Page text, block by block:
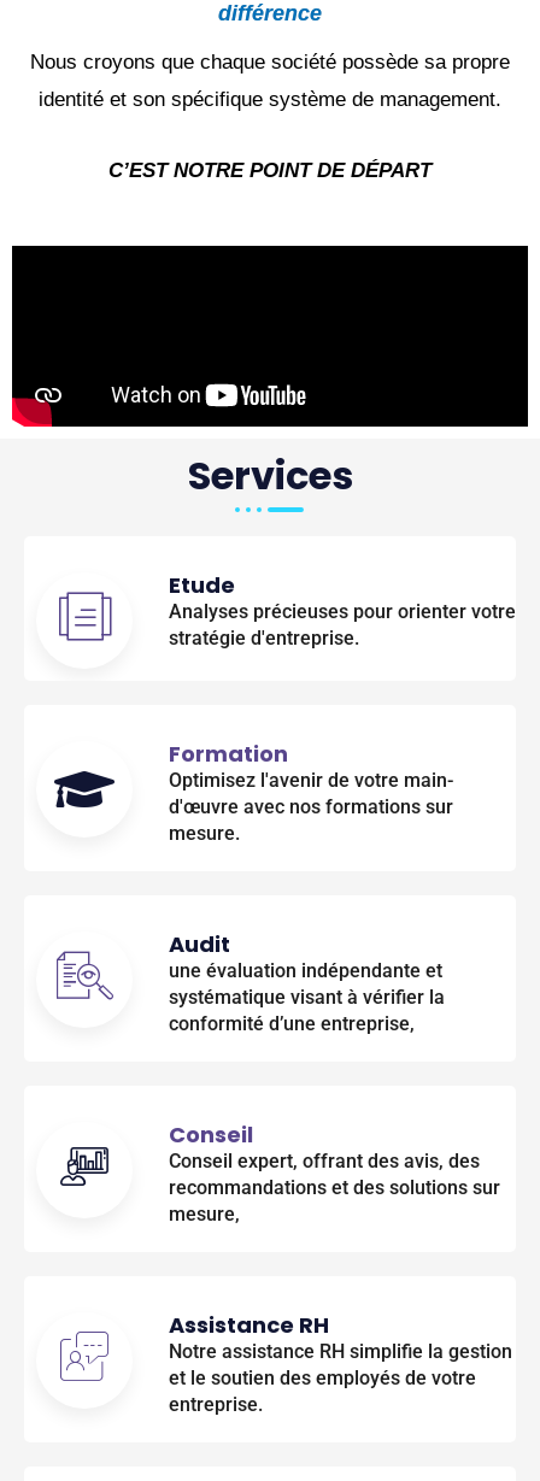
différence
Nous croyons que chaque société possède sa propre
identité et son spécifique système de management.
C’EST NOTRE POINT DE DÉPART
Services
Etude
Analyses précieuses pour orienter votre
stratégie d'entreprise.
Formation
Optimisez l'avenir de votre main-
d'œuvre avec nos formations sur
mesure.
Audit
une évaluation indépendante et
systématique visant à vérifier la
conformité d’une entreprise,
Conseil
Conseil expert, offrant des avis, des
recommandations et des solutions sur
mesure,
Assistance RH
Notre assistance RH simplifie la gestion
et le soutien des employés de votre
entreprise.